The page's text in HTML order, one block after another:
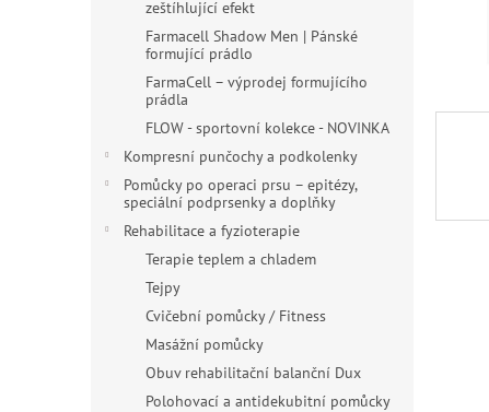
zeštíhlující efekt
Farmacell Shadow Men | Pánské
formující prádlo
FarmaCell – výprodej formujícího
prádla
FLOW - sportovní kolekce - NOVINKA
Kompresní punčochy a podkolenky
Pomůcky po operaci prsu – epitézy,
speciální podprsenky a doplňky
Rehabilitace a fyzioterapie
Terapie teplem a chladem
Tejpy
Cvičební pomůcky / Fitness
Masážní pomůcky
Obuv rehabilitační balanční Dux
Polohovací a antidekubitní pomůcky